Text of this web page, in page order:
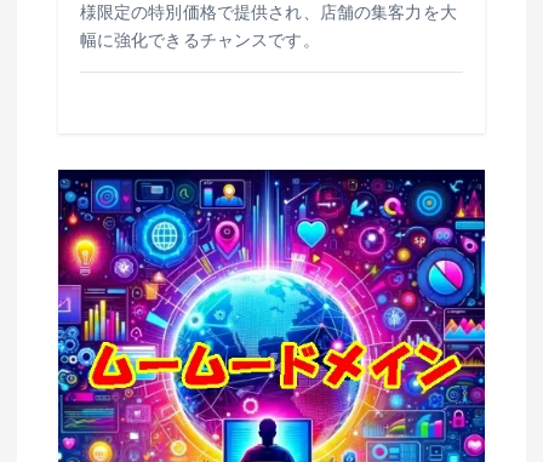
様限定の特別価格で提供され、店舗の集客力を大
幅に強化できるチャンスです。